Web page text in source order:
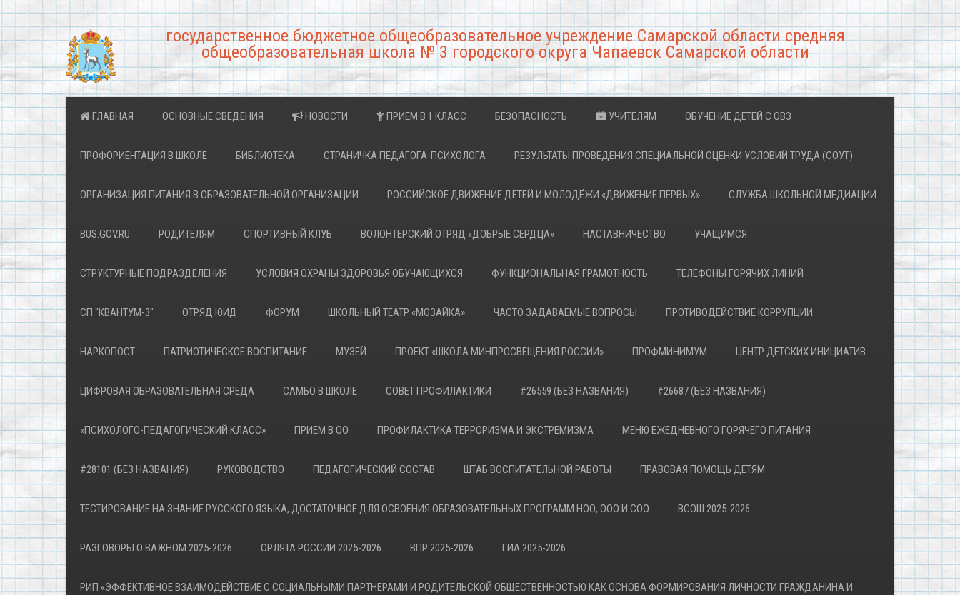
государственное бюджетное общеобразовательное учреждение Самарской области средняя
общеобразовательная школа № 3 городского округа Чапаевск Самарской области
ГЛАВНАЯ ОСНОВНЫЕ СВЕДЕНИЯ НОВОСТИ ПРИЁМ В 1 КЛАСС БЕЗОПАСНОСТЬ УЧИТЕЛЯМ ОБУЧЕНИЕ ДЕТЕЙ С ОВЗ
ПРОФОРИЕНТАЦИЯ В ШКОЛЕ БИБЛИОТЕКА СТРАНИЧКА ПЕДАГОГА-ПСИХОЛОГА РЕЗУЛЬТАТЫ ПРОВЕДЕНИЯ СПЕЦИАЛЬНОЙ ОЦЕНКИ УСЛОВИЙ ТРУДА (СОУТ)
ОРГАНИЗАЦИЯ ПИТАНИЯ В ОБРАЗОВАТЕЛЬНОЙ ОРГАНИЗАЦИИ РОССИЙСКОЕ ДВИЖЕНИЕ ДЕТЕЙ И МОЛОДЁЖИ «ДВИЖЕНИЕ ПЕРВЫХ» СЛУЖБА ШКОЛЬНОЙ МЕДИАЦИИ
BUS.GOV.RU РОДИТЕЛЯМ СПОРТИВНЫЙ КЛУБ ВОЛОНТЕРСКИЙ ОТРЯД «ДОБРЫЕ СЕРДЦА» НАСТАВНИЧЕСТВО УЧАЩИМСЯ
СТРУКТУРНЫЕ ПОДРАЗДЕЛЕНИЯ УСЛОВИЯ ОХРАНЫ ЗДОРОВЬЯ ОБУЧАЮЩИХСЯ ФУНКЦИОНАЛЬНАЯ ГРАМОТНОСТЬ ТЕЛЕФОНЫ ГОРЯЧИХ ЛИНИЙ
СП "КВАНТУМ-3" ОТРЯД ЮИД ФОРУМ ШКОЛЬНЫЙ ТЕАТР «МОЗАЙКА» ЧАСТО ЗАДАВАЕМЫЕ ВОПРОСЫ ПРОТИВОДЕЙСТВИЕ КОРРУПЦИИ
НАРКОПОСТ ПАТРИОТИЧЕСКОЕ ВОСПИТАНИЕ МУЗЕЙ ПРОЕКТ «ШКОЛА МИНПРОСВЕЩЕНИЯ РОССИИ» ПРОФМИНИМУМ ЦЕНТР ДЕТСКИХ ИНИЦИАТИВ
ЦИФРОВАЯ ОБРАЗОВАТЕЛЬНАЯ СРЕДА САМБО В ШКОЛЕ СОВЕТ ПРОФИЛАКТИКИ #26559 (БЕЗ НАЗВАНИЯ) #26687 (БЕЗ НАЗВАНИЯ)
«ПСИХОЛОГО-ПЕДАГОГИЧЕСКИЙ КЛАСС» ПРИЕМ В ОО ПРОФИЛАКТИКА ТЕРРОРИЗМА И ЭКСТРЕМИЗМА МЕНЮ ЕЖЕДНЕВНОГО ГОРЯЧЕГО ПИТАНИЯ
#28101 (БЕЗ НАЗВАНИЯ) РУКОВОДСТВО ПЕДАГОГИЧЕСКИЙ СОСТАВ ШТАБ ВОСПИТАТЕЛЬНОЙ РАБОТЫ ПРАВОВАЯ ПОМОЩЬ ДЕТЯМ
ТЕСТИРОВАНИЕ НА ЗНАНИЕ РУССКОГО ЯЗЫКА, ДОСТАТОЧНОЕ ДЛЯ ОСВОЕНИЯ ОБРАЗОВАТЕЛЬНЫХ ПРОГРАММ НОО, ООО И СОО ВСОШ 2025-2026
РАЗГОВОРЫ О ВАЖНОМ 2025-2026 ОРЛЯТА РОССИИ 2025-2026 ВПР 2025-2026 ГИА 2025-2026
РИП «ЭФФЕКТИВНОЕ ВЗАИМОДЕЙСТВИЕ С СОЦИАЛЬНЫМИ ПАРТНЕРАМИ И РОДИТЕЛЬСКОЙ ОБЩЕСТВЕННОСТЬЮ КАК ОСНОВА ФОРМИРОВАНИЯ ЛИЧНОСТИ ГРАЖДАНИНА И